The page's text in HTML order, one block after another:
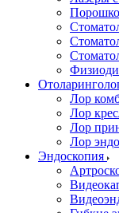
Лор
Лор
Лор
Лор
Эндоскопия